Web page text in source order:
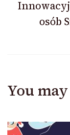
osób
You